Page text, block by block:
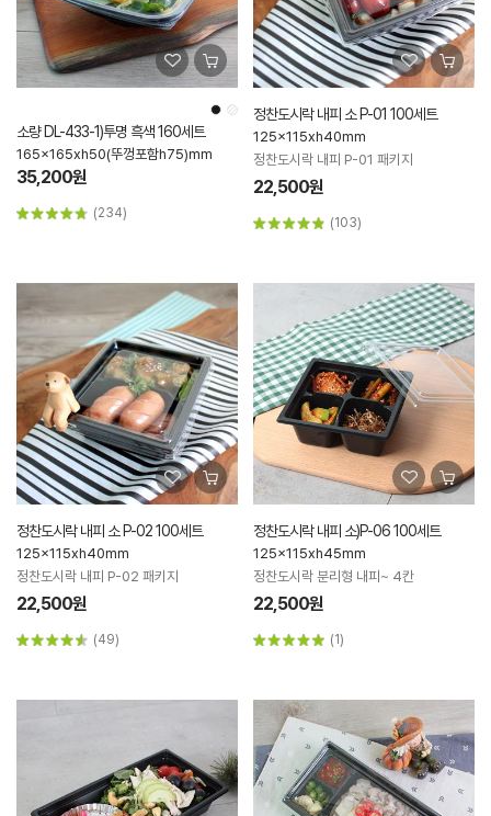
소량 DL-433-1)투명 흑색 160세트
165x165xh50(뚜껑포함h75)mm
35,200원
(234)
정찬도시락 내피 소 P-01 100세트
125x115xh40mm
정찬도시락 내피 P-01 패키지
22,500원
(103)
정찬도시락 내피 소 P-02 100세트
125x115xh40mm
정찬도시락 내피 P-02 패키지
22,500원
(49)
정찬도시락 내피 소)P-06 100세트
125x115xh45mm
정찬도시락 분리형 내피~ 4칸
22,500원
(1)